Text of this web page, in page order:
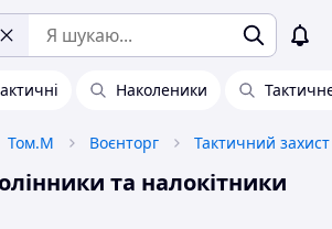
Наколеники
Том.М Воєнторг Тактичний
та налокітники